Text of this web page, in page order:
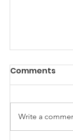
Comments
Write a